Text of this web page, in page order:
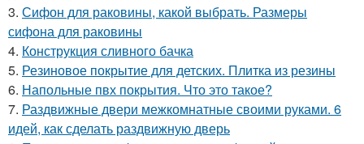
3. Сифон для раковины, какой выбрать. Размеры
сифона для раковины
4. Конструкция сливного бачка
5. Резиновое покрытие для детских. Плитка из резины
6. Напольные пвх покрытия. Что это такое?
7. Раздвижные двери межкомнатные своими руками. 6
идей, как сделать раздвижную дверь